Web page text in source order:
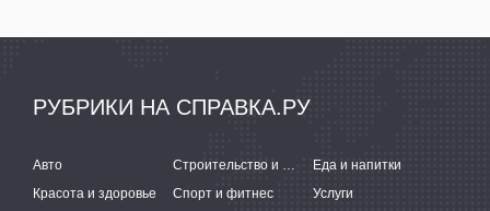
РУБРИКИ НА СПРАВКА.РУ
Авто Строительство и ремонт
Еда и напитки
Красота и здоровье
Спорт и фитнес
Услуги